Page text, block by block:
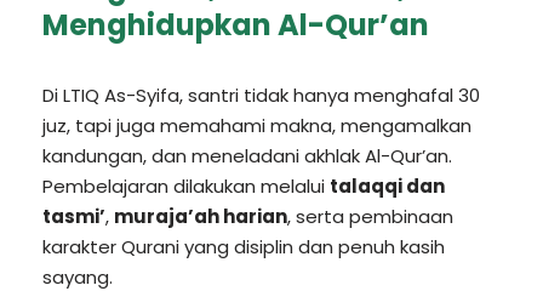
Menghidupkan Al-Qur’an
Di LTIQ As-Syifa, santri tidak hanya menghafal 30
juz, tapi juga memahami makna, mengamalkan
kandungan, dan meneladani akhlak Al-Qur’an.
Pembelajaran dilakukan melalui talaqqi dan
tasmi’, muraja’ah harian, serta pembinaan
karakter Qurani yang disiplin dan penuh kasih
sayang.